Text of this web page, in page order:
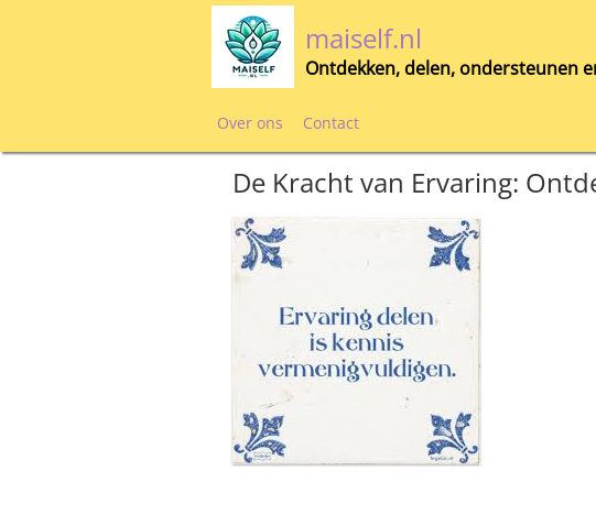
maiself.nl
Ontdekken, delen, ondersteunen
Over ons Contact
De Kracht van Ervaring: